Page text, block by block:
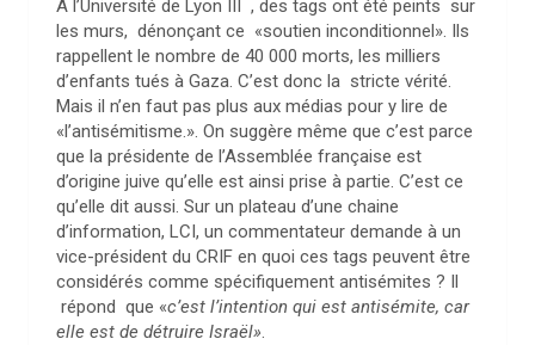
A l’Université de Lyon III , des tags ont été peints sur
les murs, dénonçant ce «soutien inconditionnel». Ils
rappellent le nombre de 40 000 morts, les milliers
d’enfants tués à Gaza. C’est donc la stricte vérité.
Mais il n’en faut pas plus aux médias pour y lire de
«l’antisémitisme.». On suggère même que c’est parce
que la présidente de l’Assemblée française est
d’origine juive qu’elle est ainsi prise à partie. C’est ce
qu’elle dit aussi. Sur un plateau d’une chaine
d’information, LCI, un commentateur demande à un
vice-président du CRIF en quoi ces tags peuvent être
considérés comme spécifiquement antisémites ? Il
répond que «c’est l’intention qui est antisémite, car
elle est de détruire Israël».